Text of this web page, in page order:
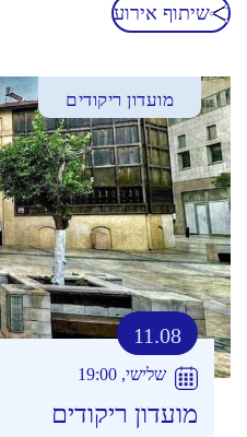
שיתוף אירוע
מועדון ריקודים
11.08
שלישי, 19:00
מועדון ריקודים